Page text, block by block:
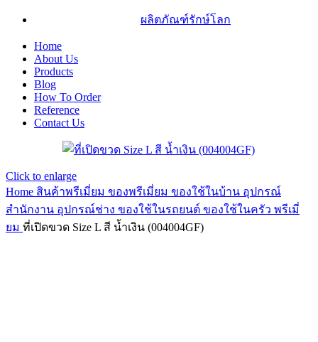
ผลิตภัณฑ์รักษ์โลก
Home
About Us
Products
Blog
How To Order
Reference
Contact Us
Click to enlarge
Home สินค้าพรีเมี่ยม ของพรีเมี่ยม ของใช้ในบ้าน อุปกรณ์
สำนักงาน อุปกรณ์ช่าง ของใช้ในรถยนต์ ของใช้ในครัว พรีเมี่
ยม ที่เปิดขวด Size L สี น้ำเงิน (004004GF)